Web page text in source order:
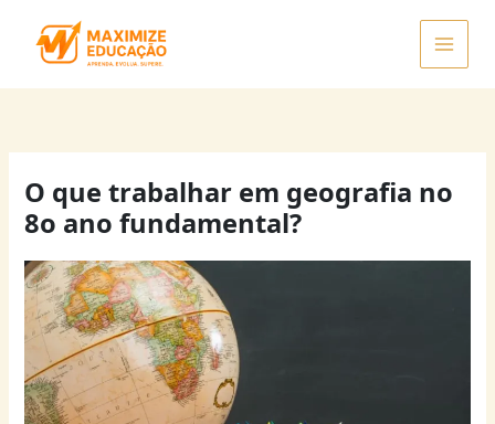
O que trabalhar em geografia no
8o ano fundamental?